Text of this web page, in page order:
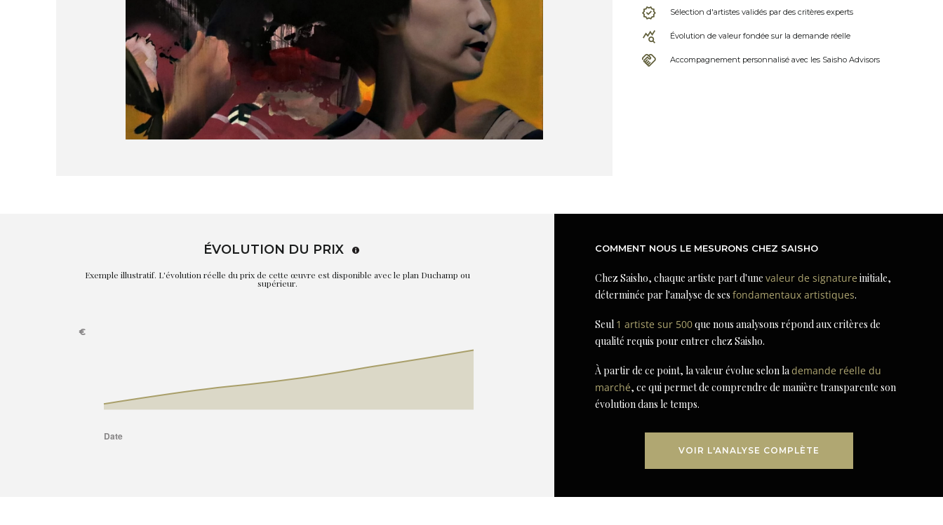
Sélection d'artistes validés par des critères experts
Évolution de valeur fondée sur la demande réelle
Accompagnement personnalisé avec les Saisho Advisors
ÉVOLUTION DU PRIX
Exemple illustratif. L'évolution réelle du prix de cette œuvre est disponible avec le plan Duchamp ou
supérieur.
COMMENT NOUS LE MESURONS CHEZ SAISHO
Chez Saisho, chaque artiste part d'unevaleur de signature initiale,
déterminée par l'analyse de sesfondamentaux artistiques.
Seul 1 artiste sur 500que nous analysons répond aux critères de
qualité requis pour entrer chez Saisho.
À partir de ce point, la valeur évolue selon lademande réelle du
marché, ce qui permet de comprendre de manière transparente son
évolution dans le temps.
VOIR L'ANALYSE COMPLÈTE